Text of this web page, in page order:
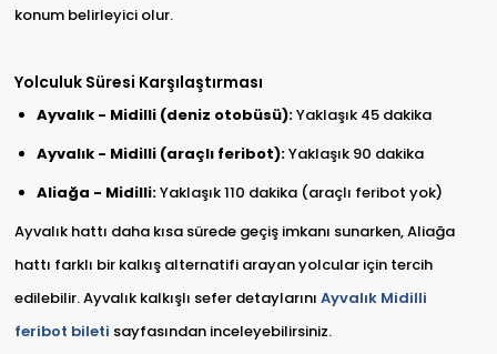
konum belirleyici olur.
Yolculuk Süresi Karşılaştırması
Ayvalık - Midilli (deniz otobüsü):Yaklaşık 45 dakika
Ayvalık - Midilli (araçlı feribot):Yaklaşık 90 dakika
Aliağa - Midilli:Yaklaşık 110 dakika (araçlı feribot yok)
Ayvalık hattı daha kısa sürede geçiş imkanı sunarken, Aliağa
hattı farklı bir kalkış alternatifi arayan yolcular için tercih
edilebilir. Ayvalık kalkışlı sefer detaylarınıAyvalık Midilli
feribot bileti sayfasından inceleyebilirsiniz.